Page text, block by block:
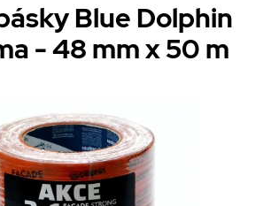
Blue Dolphin
- 48 mm x 50 m